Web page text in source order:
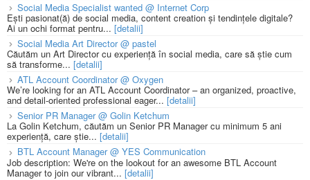
Social Media Specialist wanted @ Internet Corp
Ești pasionat(ă) de social media, content creation și tendințele digitale?
Ai un ochi format pentru... [detalii]
Social Media Art Director @ pastel
Căutăm un Art Director cu experiență în social media, care să știe cum
să transforme... [detalii]
ATL Account Coordinator @ Oxygen
We’re looking for an ATL Account Coordinator – an organized, proactive,
and detail-oriented professional eager... [detalii]
Senior PR Manager @ Golin Ketchum
La Golin Ketchum, căutăm un Senior PR Manager cu minimum 5 ani
experiență, care știe... [detalii]
BTL Account Manager @ YES Communication
Job description: We're on the lookout for an awesome BTL Account
Manager to join our vibrant... [detalii]